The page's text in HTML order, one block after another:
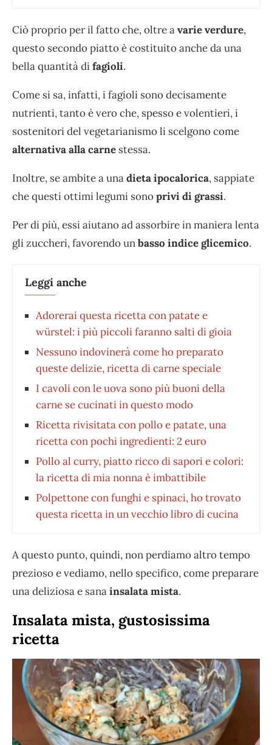
Ciò proprio per il fatto che, oltre avarie verdure,
questo secondo piatto è costituito anche da una
bella quantità difagioli.
Come si sa, infatti, i fagioli sono decisamente
nutrienti, tanto è vero che, spesso e volentieri, i
sostenitori del vegetarianismo li scelgono come
alternativa alla carne stessa.
Inoltre, se ambite a unadietaipocalorica, sappiate
che questi ottimi legumi sonoprivi di grassi.
Per di più, essiaiutano ad assorbire in maniera lenta
gli zuccheri, favorendo unbasso indice glicemico.
Leggi anche
Adorerai questa ricetta con patate e
würstel: i più piccoli faranno salti di gioia
Nessuno indovinerà come ho preparato
queste delizie, ricetta di carne speciale
I cavoli con le uova sono più buoni della
carne se cucinati in questo modo
Ricetta rivisitata con pollo e patate, una
ricetta con pochi ingredienti: 2 euro
Pollo al curry, piatto ricco di sapori e colori:
la ricetta di mia nonna è imbattibile
Polpettone con funghi e spinaci, ho trovato
questa ricetta in un vecchio libro di cucina
A questo punto, quindi, non perdiamo altro tempo
prezioso e vediamo, nello specifico, come preparare
una deliziosa e sanainsalata mista.
Insalata mista, gustosissima
ricetta